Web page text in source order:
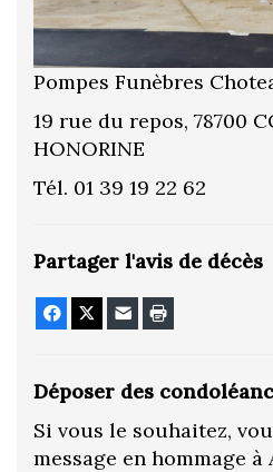
Pompes Funèbres
19 rue du repos, 78700
HONORINE
Tél. 01 39 19 22 62
Partager l'avis de décès
Facebook E-mail
Déposer des
Si vous le souhaitez,
message en hommage à